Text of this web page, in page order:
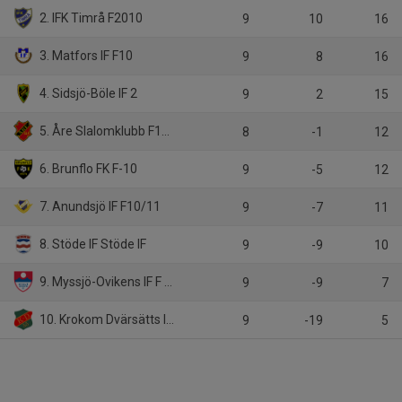
2. IFK Timrå F2010 9 10 16
3. Matfors IF F10 9 8 16
4. Sidsjö-Böle IF 2 9 2 15
5. Åre Slalomklubb F15 (F2010) 8 -1 12
6. Brunflo FK F-10 9 -5 12
7. Anundsjö IF F10/11 9 -7 11
8. Stöde IF Stöde IF 9 -9 10
9. Myssjö-Ovikens IF F 2009-2011 9 -9 7
10. Krokom Dvärsätts IF F10 9 -19 5